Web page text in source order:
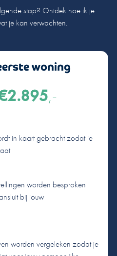
stap? Ontdek hoe ik je
je kan verwachten.
woning
,-
in kaart gebracht zodat je
worden besproken
bij jouw
worden vergeleken zodat je